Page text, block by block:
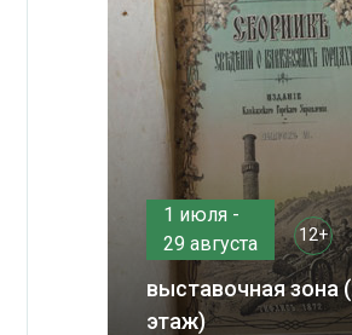
1 июля -
29 августа
12+
выставочная зона
этаж)